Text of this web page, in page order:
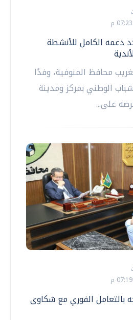
دعمه الكامل للأنشطة
محافظ المنوفية، وفدًا
الوطني بمركز ومدينة
على...
بالتعامل الفوري مع شكاوى